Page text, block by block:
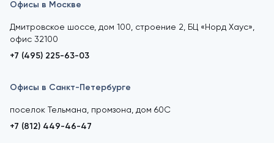
Офисы в Москве
Дмитровское шоссе, дом 100, строение 2, БЦ «Норд Хаус»,
офис 32100
+7 (495) 225-63-03
Офисы в Санкт-Петербурге
поселок Тельмана, промзона, дом 60С
+7 (812) 449-46-47